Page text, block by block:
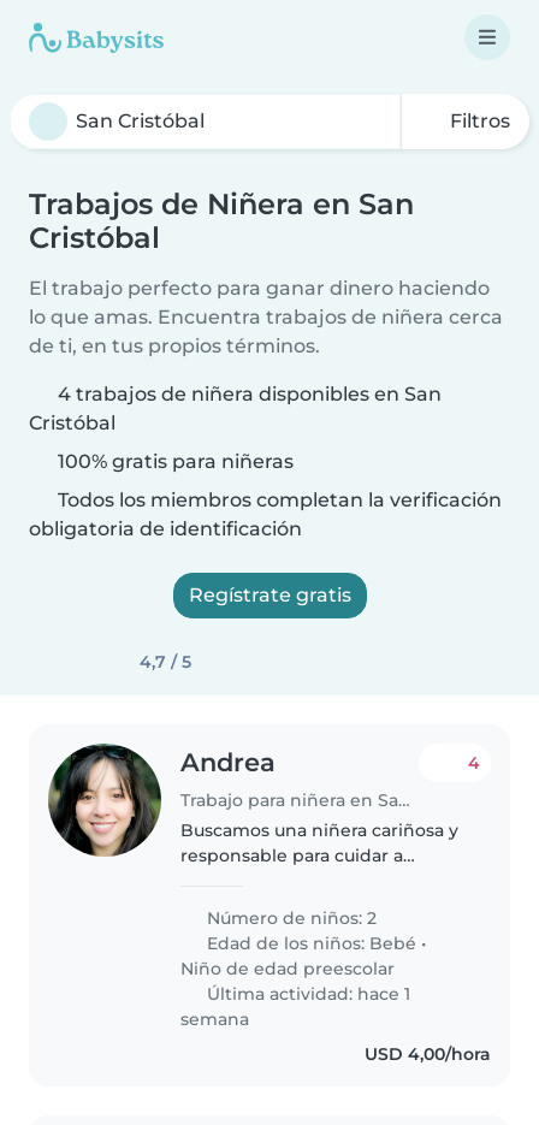
Filtros
Trabajos de Niñera en San
Cristóbal
El trabajo perfecto para ganar dinero haciendo
lo que amas. Encuentra trabajos de niñera cerca
de ti, en tus propios términos.
4 trabajos de niñera disponibles en San
Cristóbal
100% gratis para niñeras
Todos los miembros completan la verificación
obligatoria de identificación
Regístrate gratis
4,7 / 5
Andrea
Trabajo para niñera en San Cristóbal
4
Buscamos una niñera cariñosa y
responsable para cuidar a
niño en edad preescolar.
Nuestros hijos son juguetones,
inteligentes y muy habladores,
así..
Número de niños: 2
Edad de los niños: Bebé •
Niño de edad preescolar
Última actividad: hace 1
semana
USD 4,00/hora